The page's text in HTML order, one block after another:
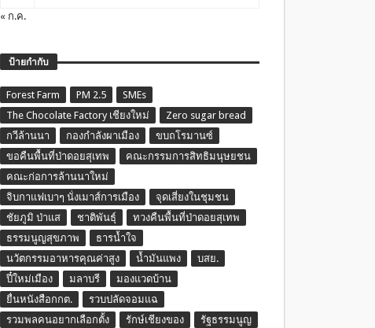
« ก.ค.
ป้ายกำกับ
Forest Farm PM 2.5
SMEs
The Chocolate Factory เชียงใหม่
Zero sugar bread
กวีล้านนา
กองกำลังผาเมือง
ขบถโรมานซ์
ขอคืนพื้นที่ป่าดอยสุเทพ
คณะกรรมการสิทธิมนุษยชน
คณะก่อการล้านนาใหม่
จิบกาแฟเบาๆ นั่งเมาส์การเมือง
จุดเสี่ยงในชุมชน
ชัยภูมิ ป่าแส
ชาติพันธุ์
ทวงคืนพื้นที่ป่าดอยสุเทพ
ธรรมนูญสุขภาพ
ธารน้ำใจ
นวัตกรรมอาหารคุณค่าสูง
น้ำมันแพง
บสย.
ปี๋ใหม่เมือง
มลาบรี
มองแวดบ้าน
ยื่นหนังสือกกต.
รวบปลัดจอมแฉ
รวมพลคนอยากเลือกตั้ง
รักษ์เชียงของ รัฐธรรมนูญ